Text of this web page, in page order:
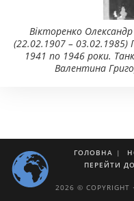
Вікторенко
(22.02.1907 – 03.02.1985)
1941 по 1946 роки.
Валентина
ГОЛОВНА
ПЕРЕЙТИ
2026 ©